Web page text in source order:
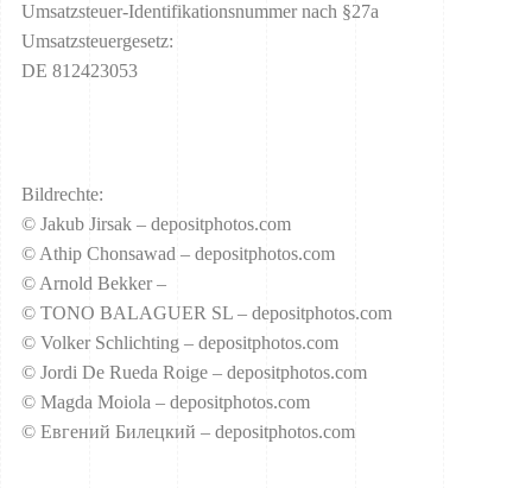
Umsatzsteuer-Identifikationsnummer nach §27a
Umsatzsteuergesetz:
DE 812423053
Bildrechte:
© Jakub Jirsak – depositphotos.com
© Athip Chonsawad – depositphotos.com
© Arnold Bekker –
© TONO BALAGUER SL – depositphotos.com
© Volker Schlichting – depositphotos.com
© Jordi De Rueda Roige – depositphotos.com
© Magda Moiola – depositphotos.com
© Евгений Билецкий – depositphotos.com